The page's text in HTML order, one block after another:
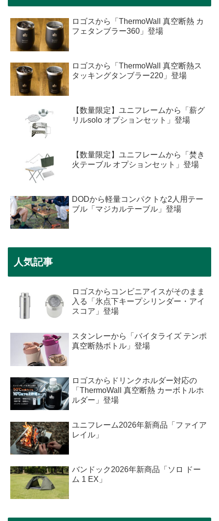
ロゴスから「ThermoWall 真空断熱 カ
フェタンブラー360」登場
ロゴスから「ThermoWall 真空断熱ス
タッキングタンブラー220」登場
【数量限定】ユニフレームから「薪グ
リルsolo オプションセット」登場
【数量限定】ユニフレームから「焚き
火テーブル オプションセット」登場
DODから軽量コンパクトな2人用テー
ブル「マジカルテーブル」登場
人気記事
ロゴスからコンビニアイスがそのまま
入る「氷点下キープシリンダー・アイ
スコア」登場
スタンレーから「バイタライズ テンポ
真空断熱ボトル」登場
ロゴスからドリンクホルダー対応の
「ThermoWall 真空断熱 カーボトルホ
ルダー」登場
ユニフレーム2026年新商品「ファイア
レイル」
バンドック2026年新商品「ソロ ドー
ム 1 EX」